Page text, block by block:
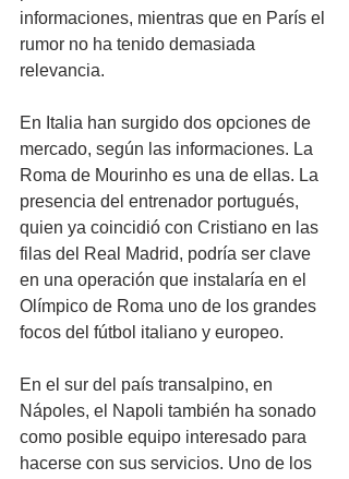
informaciones, mientras que en París el
rumor no ha tenido demasiada
relevancia.
En Italia han surgido dos opciones de
mercado, según las informaciones. La
Roma de Mourinho es una de ellas. La
presencia del entrenador portugués,
quien ya coincidió con Cristiano en las
filas del Real Madrid, podría ser clave
en una operación que instalaría en el
Olímpico de Roma uno de los grandes
focos del fútbol italiano y europeo.
En el sur del país transalpino, en
Nápoles, el Napoli también ha sonado
como posible equipo interesado para
hacerse con sus servicios. Uno de los